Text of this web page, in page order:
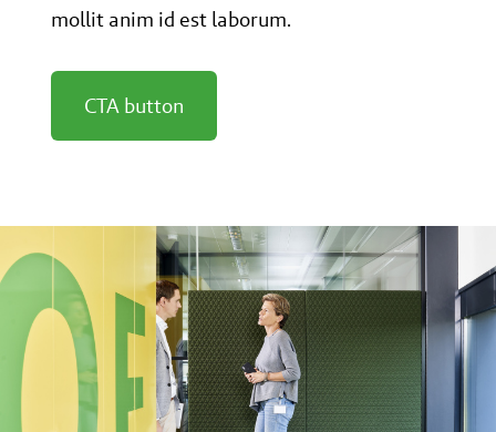
mollit anim id est laborum.
CTA button